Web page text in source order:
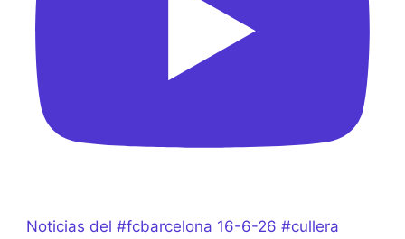
Noticias del #fcbarcelona 16-6-26 #cullera